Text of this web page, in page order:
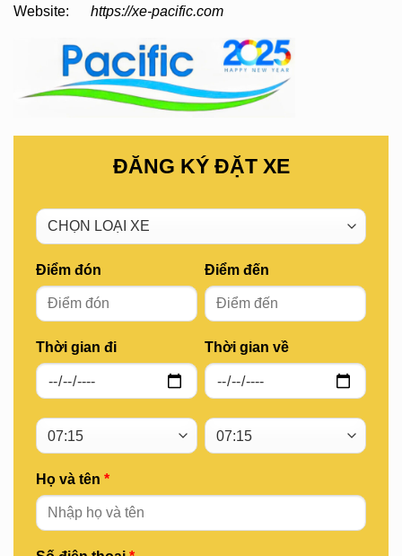
Website: https://xe-pacific.com
ĐĂNG KÝ ĐẶT XE
Điểm đón
Thời gian đi
Điểm đến
Thời gian về
Họ và tên *